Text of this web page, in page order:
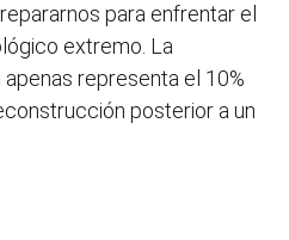
para enfrentar el
extremo. La
representa el 10%
posterior a un